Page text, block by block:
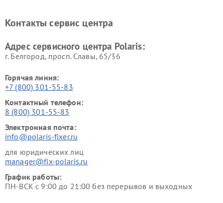
Контакты сервис центра
Адрес сервисного центра Polaris:
г. Белгород, просп. Славы, 65/36
Горячая линия:
+7 (800) 301-55-83
Контактный телефон:
8 (800) 301-55-83
Электронная почта:
info@polaris-fixer.ru
для юридических лиц
manager@fix-polaris.ru
График работы:
ПН-ВСК с 9:00 до 21:00 без перерывов и выходных